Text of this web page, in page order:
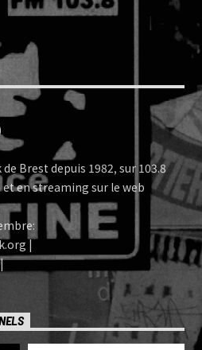
Brest depuis 1982, sur 103.8
en streaming sur le web
|